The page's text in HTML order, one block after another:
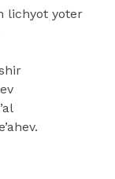
lichyot yoter